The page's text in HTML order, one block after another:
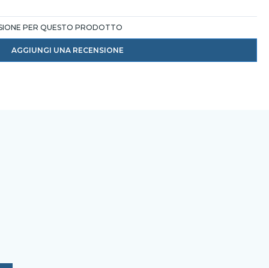
PER QUESTO PRODOTTO
AGGIUNGI UNA RECENSIONE